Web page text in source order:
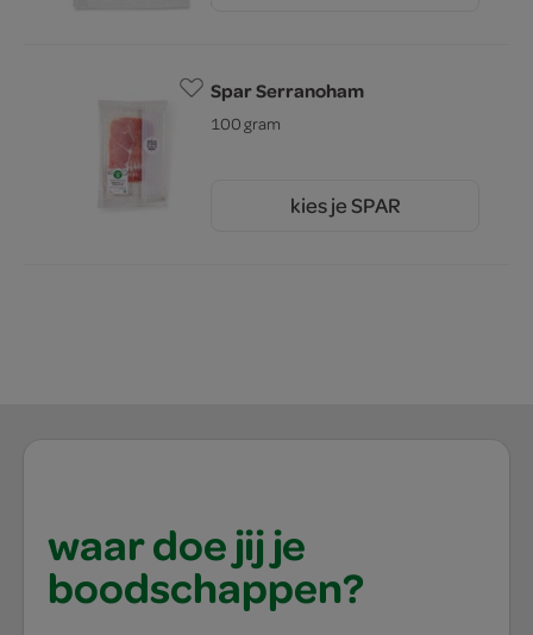
Spar Serranoham
100 gram
kies je SPAR
waar doe jij je
boodschappen?